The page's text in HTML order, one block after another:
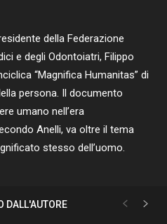
della Federazione
e degli Odontoiatri, Filippo
“Magnifica Humanitas” di
persona. Il documento
umano nell’era
Anelli, va oltre il tema
stesso dell’uomo.
DALL'AUTORE